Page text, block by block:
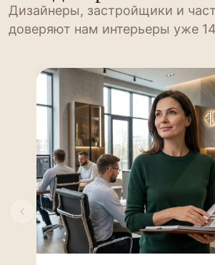
Дизайнеры, застройщики и
доверяют нам интерьеры уже